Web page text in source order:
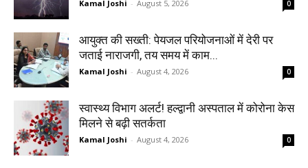
Kamal Joshi - August 5, 2026 0
आयुक्त की सख्ती: पेयजल परियोजनाओं में देरी पर
जताई नाराजगी, तय समय में काम...
Kamal Joshi - August 4, 2026 0
स्वास्थ्य विभाग अलर्ट! हल्द्वानी अस्पताल में कोरोना केस
मिलने से बढ़ी सतर्कता
Kamal Joshi - August 4, 2026 0